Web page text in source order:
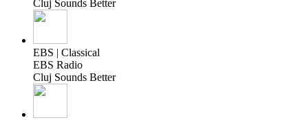
Cluj Sounds Better
EBS | Classical
EBS Radio
Cluj Sounds Better